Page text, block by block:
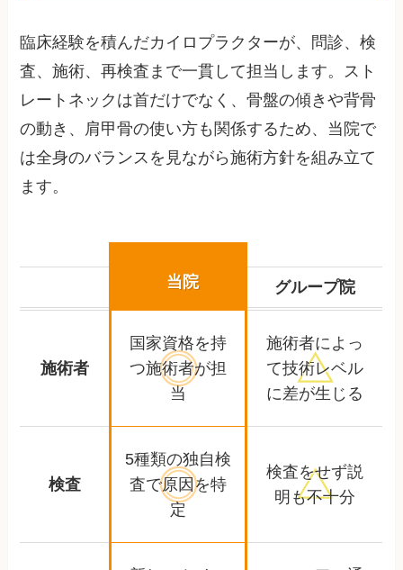
臨床経験を積んだカイロプラクターが、問診、検
査、施術、再検査まで一貫して担当します。スト
レートネックは首だけでなく、骨盤の傾きや背骨
の動き、肩甲骨の使い方も関係するため、当院で
は全身のバランスを見ながら施術方針を組み立て
ます。
当院 グループ院
施術者
国家資格を持
つ施術者が担
当
施術者によっ
て技術レベル
に差が生じる
検査
5種類の独自検
査で原因を特
定
検査をせず説
明も不十分